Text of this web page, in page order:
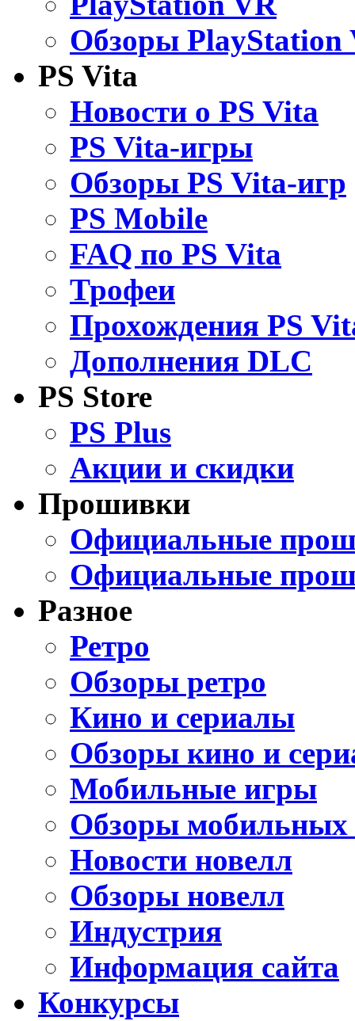
Обзоры PlayStation
PS Vita
Новости о PS Vita
PS Vita-игры
Обзоры PS Vita-игр
PS Mobile
FAQ по PS Vita
Трофеи
Прохождения PS
Дополнения DLC
PS Store
PS Plus
Акции и скидки
Прошивки
Официальные
Официальные
Разное
Ретро
Обзоры ретро
Кино и сериалы
Обзоры кино и
Мобильные игры
Обзоры мобильных
Новости новелл
Обзоры новелл
Индустрия
Информация сайта
Конкурсы